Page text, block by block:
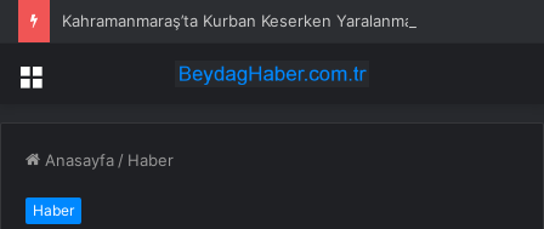
Kahramanmaraş’ta Kurban Keserken Yaralanma
Menü
Anasayfa / Haber
Haber